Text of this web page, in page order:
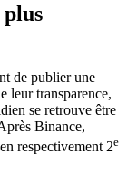
plus
de publier une
leur transparence,
se retrouve être
Binance,
respectivement 2e